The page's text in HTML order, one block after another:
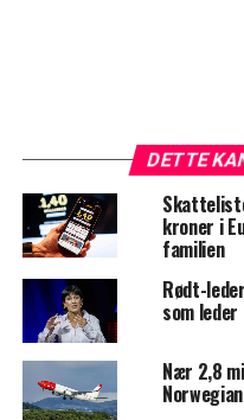
DETTE
kroner i
familien
Rødt-
som leder
Nær 2,8